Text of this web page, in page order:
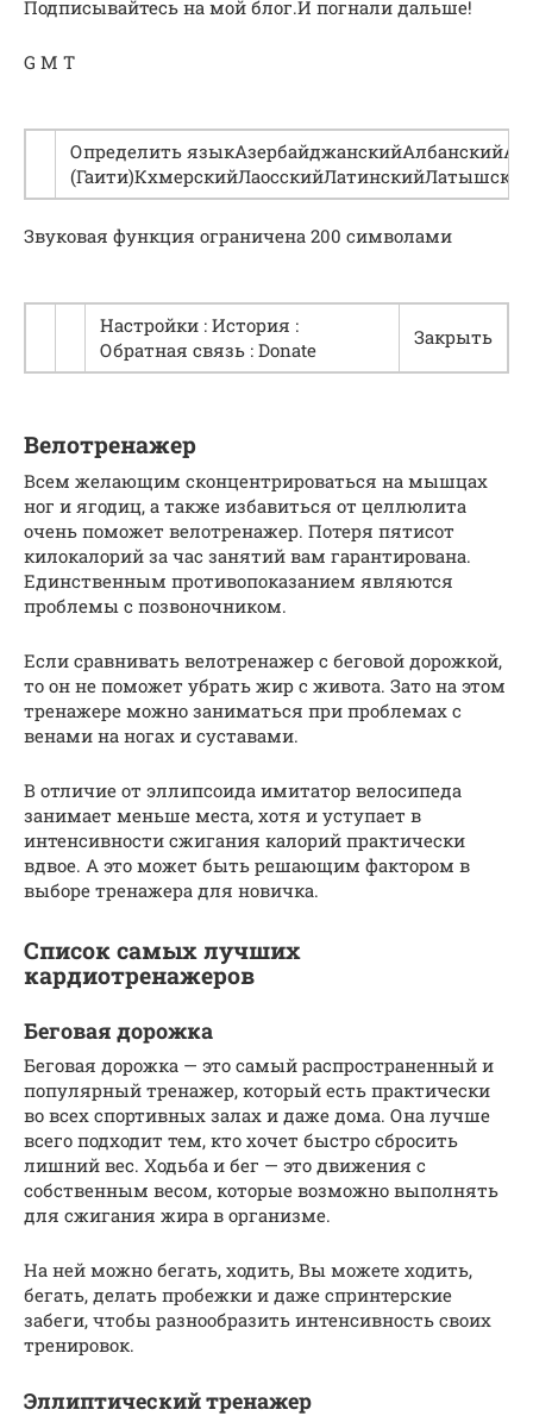
Подписывайтесь на мой блог.И погнали дальше!
G M T
Определить
Звуковая функция ограничена 200 символами
Настройки : История :
Обратная связь : Donate
Закрыть
Велотренажер
Всем желающим сконцентрироваться на мышцах
ног и ягодиц, а также избавиться от целлюлита
очень поможет велотренажер. Потеря пятисот
килокалорий за час занятий вам гарантирована.
Единственным противопоказанием являются
проблемы с позвоночником.
Если сравнивать велотренажер с беговой дорожкой,
то он не поможет убрать жир с живота. Зато на этом
тренажере можно заниматься при проблемах с
венами на ногах и суставами.
В отличие от эллипсоида имитатор велосипеда
занимает меньше места, хотя и уступает в
интенсивности сжигания калорий практически
вдвое. А это может быть решающим фактором в
выборе тренажера для новичка.
Список самых лучших
кардиотренажеров
Беговая дорожка
Беговая дорожка — это самый распространенный и
популярный тренажер, который есть практически
во всех спортивных залах и даже дома. Она лучше
всего подходит тем, кто хочет быстро сбросить
лишний вес. Ходьба и бег — это движения с
собственным весом, которые возможно выполнять
для сжигания жира в организме.
На ней можно бегать, ходить, Вы можете ходить,
бегать, делать пробежки и даже спринтерские
забеги, чтобы разнообразить интенсивность своих
тренировок.
Эллиптический тренажер